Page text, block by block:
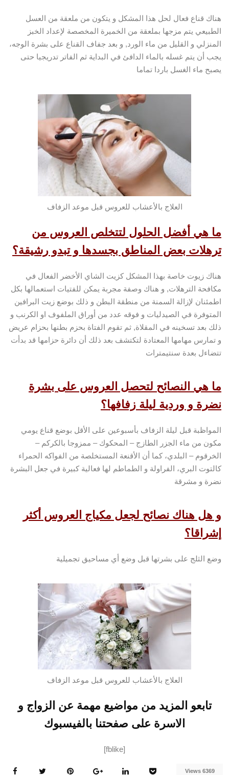
هناك قناع فعال لحل هذا المشكل و يتكون من ملعقة من العسل
الطبيعي يتم مزجها بملعقة من الخميرة المخصصة لإعداد الخبز
المنزلي و القليل من ماء الورد, و بعد جفاف القناع على بشرة الوجه،
يجب أن يتم غسله بالماء الدافئ في البداية ثم الفاتر تدريجيا حتى
يصبح ماء الغسل باردا تماما
العلاج بالأعشاب للعروس قبل موعد الزفاف
ما هي أفضل الحلول لتتخلص العروس من
ترهلات بعض المناطق بجسدها و تبدو رشيقة؟
هناك زيوت خاصة بهذا المشكل كزيت الشاي الأخضر الفعال في
مكافحة الترهلات, و هناك وصفة مجربة يمكن للفتيات استعمالها بكل
اطمئنان لإزالة السمنة من منطقة البطن و ذلك بوضع زيت البرافين
المتوفرة في الصيدليات و فوقه عدد من أوراق الملفوف او الكرنب و
ذلك بعد تسخينه في المقلاة, ثم تقوم الفتاة بحزم بطنها بحزام عريض
و تمارس مهامها المعتادة لتكتشف بعد ذلك أن دائرة حزامها قد بدأت
تتضاءل بعدة سنتيمترات
ما هي النصائح لتحصل العروس على بشرة
نضرة و وردية ليلة زفافها؟
المواظبة قبل ليلة الزفاف بأسبوعين على الأقل بوضع قناع يومي
مكون من ماء الجزر الطازج – المحكوك – ممزوجا بالكركم –
الخرقوم – البلدي، كما أن الأقنعة المستخلصة من الفواكه الحمراء
كالتوت البري، الفراولة و الطماطم لها فعالية كبيرة في جعل البشرة
نضرة و مشرقة
و هل هناك نصائح لجعل مكياج العروس أكثر
إشراقا؟
وضع الثلج على بشرتها قبل وضع أي مساحيق تجميلية
العلاج بالأعشاب للعروس قبل موعد الزفاف
تابعو المزيد من مواضيع مهمة عن الزواج و
الاسرة على صفحتنا بالفيسبوك
[fblike]
6369 Views